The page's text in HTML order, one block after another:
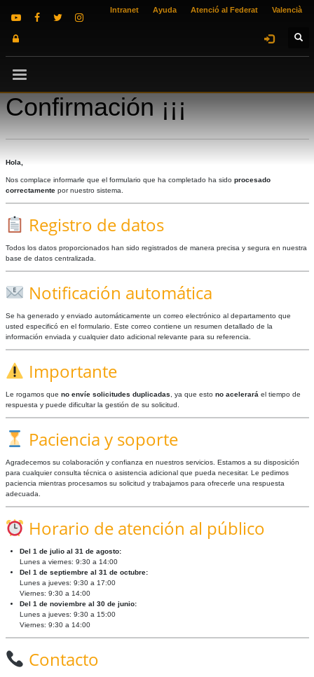
Intranet Ayuda Atenció al Federat Valencià
Confirmación ¡¡¡
Hola,
Nos complace informarle que el formulario que ha completado ha sido procesado
correctamentepor nuestro sistema.
Registro de datos
Todos los datos proporcionados han sido registrados de manera precisa y segura en nuestra
base de datos centralizada.
Notificación automática
Se ha generado y enviado automáticamente un correo electrónico al departamento que
usted especificó en el formulario. Este correo contiene un resumen detallado de la
información enviada y cualquier dato adicional relevante para su referencia.
Importante
Le rogamos que no envíe solicitudes duplicadas , ya que esto no acelerará el tiempo de
respuesta y puede dificultar la gestión de su solicitud.
Paciencia y soporte
Agradecemos su colaboración y confianza en nuestros servicios. Estamos a su disposición
para cualquier consulta técnica o asistencia adicional que pueda necesitar. Le pedimos
paciencia mientras procesamos su solicitud y trabajamos para ofrecerle una respuesta
adecuada.
Horario de atención al público
Del 1 de julio al 31 de agosto:
Lunes a viernes: 9:30 a 14:00
Del 1 de septiembre al 31 de octubre:
Lunes a jueves: 9:30 a 17:00
Viernes: 9:30 a 14:00
Del 1 de noviembre al 30 de junio:
Lunes a jueves: 9:30 a 15:00
Viernes: 9:30 a 14:00
Contacto